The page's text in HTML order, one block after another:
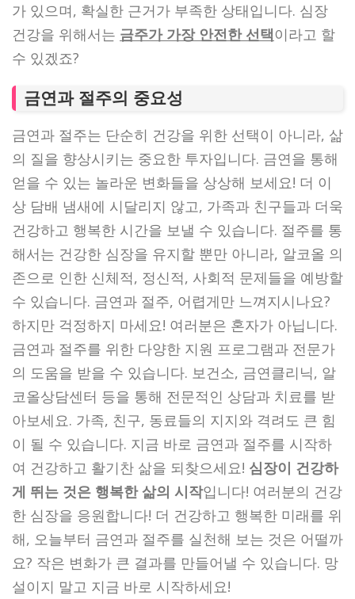
가 있으며, 확실한 근거가 부족한 상태입니다. 심장
건강을 위해서는 금주가 가장 안전한 선택이라고 할
수 있겠죠?
금연과 절주의 중요성
금연과 절주는 단순히 건강을 위한 선택이 아니라, 삶
의 질을 향상시키는 중요한 투자입니다. 금연을 통해
얻을 수 있는 놀라운 변화들을 상상해 보세요! 더 이
상 담배 냄새에 시달리지 않고, 가족과 친구들과 더욱
건강하고 행복한 시간을 보낼 수 있습니다. 절주를 통
해서는 건강한 심장을 유지할 뿐만 아니라, 알코올 의
존으로 인한 신체적, 정신적, 사회적 문제들을 예방할
수 있습니다. 금연과 절주, 어렵게만 느껴지시나요?
하지만 걱정하지 마세요! 여러분은 혼자가 아닙니다.
금연과 절주를 위한 다양한 지원 프로그램과 전문가
의 도움을 받을 수 있습니다. 보건소, 금연클리닉, 알
코올상담센터 등을 통해 전문적인 상담과 치료를 받
아보세요. 가족, 친구, 동료들의 지지와 격려도 큰 힘
이 될 수 있습니다. 지금 바로 금연과 절주를 시작하
여 건강하고 활기찬 삶을 되찾으세요! 심장이 건강하
게 뛰는 것은 행복한 삶의 시작입니다! 여러분의 건강
한 심장을 응원합니다! 더 건강하고 행복한 미래를 위
해, 오늘부터 금연과 절주를 실천해 보는 것은 어떨까
요? 작은 변화가 큰 결과를 만들어낼 수 있습니다. 망
설이지 말고 지금 바로 시작하세요!